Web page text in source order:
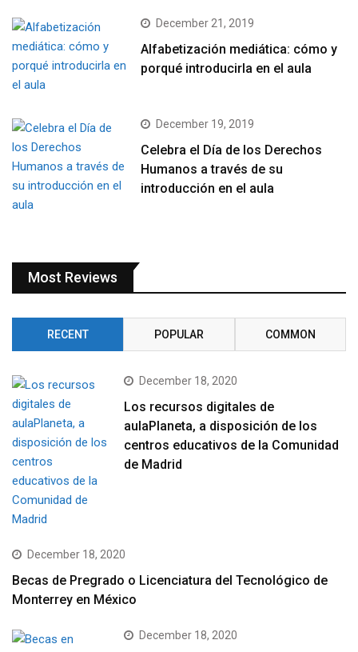
December 21, 2019
Alfabetización mediática: cómo y
porqué introducirla en el aula
December 19, 2019
Celebra el Día de los Derechos
Humanos a través de su
introducción en el aula
Most Reviews
RECENT POPULAR COMMON
December 18, 2020
Los recursos digitales de
aulaPlaneta, a disposición de los
centros educativos de la Comunidad
de Madrid
December 18, 2020
Becas de Pregrado o Licenciatura del Tecnológico de
Monterrey en México
December 18, 2020